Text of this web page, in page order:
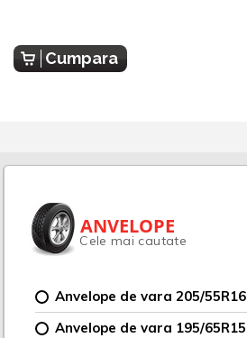
Cumpara
ANVELOPE
Cele mai cautate
Anvelope de vara 205/55R16
Anvelope de vara 195/65R15